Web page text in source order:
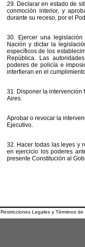
29. Declarar en estado de
conmoción interior, y
durante su receso, por el
30. Ejercer una
Nación y dictar la
específicos de los
República. Las
poderes de policía e
interfieran en el
31. Disponer la intervención
Aires.
Aprobar o revocar la
Ejecutivo.
32. Hacer todas las leyes y
en ejercicio los poderes
presente Constitución al
Restricciones Legales y Términos de